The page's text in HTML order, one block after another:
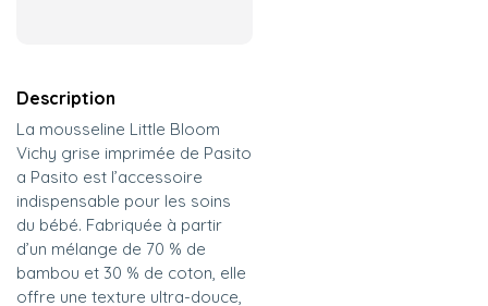
Description
La mousseline Little Bloom
Vichy grise imprimée de Pasito
a Pasito est l’accessoire
indispensable pour les soins
du bébé. Fabriquée à partir
d’un mélange de 70 % de
bambou et 30 % de coton, elle
offre une texture ultra-douce,